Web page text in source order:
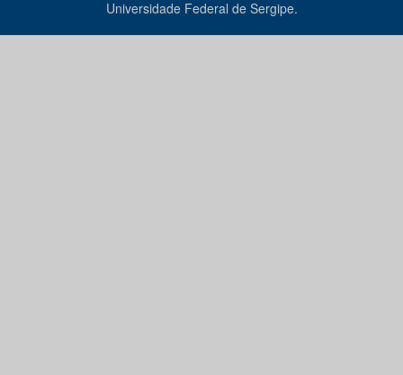
Universidade Federal de Sergipe.